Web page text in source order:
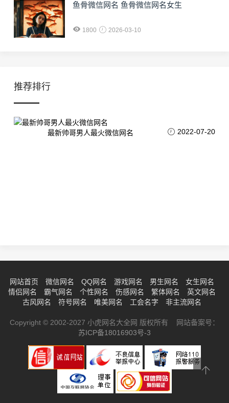
鱼骨微信网名 鱼骨微信网名女生
1800 2026-03-10
推荐排行
最新帅哥男人最火微信网名 2022-07-20
网站首页 微信网名 QQ网名 游戏网名 男生网名
女生网名
情侣网名
霸气网名 个性网名 伤感网名 繁体网名
英文网名
古风网名
符号网名 唯美网名 工会名字 非主流网名
Copyright © 2002-2027 小虎网名大全网 版权所有 网站备案号：
苏ICP备18016903号-3